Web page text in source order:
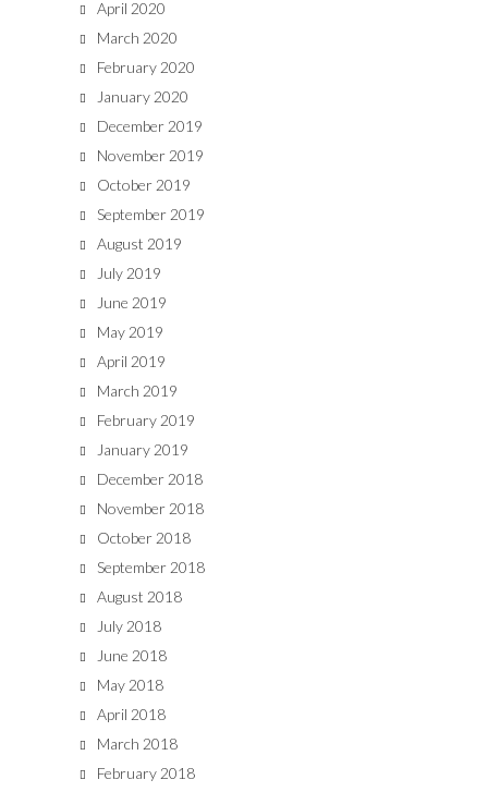
April 2020
March 2020
February 2020
January 2020
December 2019
November 2019
October 2019
September 2019
August 2019
July 2019
June 2019
May 2019
April 2019
March 2019
February 2019
January 2019
December 2018
November 2018
October 2018
September 2018
August 2018
July 2018
June 2018
May 2018
April 2018
March 2018
February 2018